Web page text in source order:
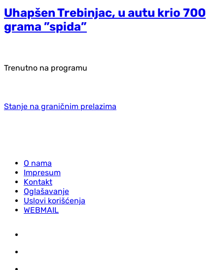
Uhapšen Trebinjac, u autu krio 700
grama ”spida”
Trenutno na programu
Stanje na graničnim prelazima
O nama
Impresum
Kontakt
Oglašavanje
Uslovi korišćenja
WEBMAIL